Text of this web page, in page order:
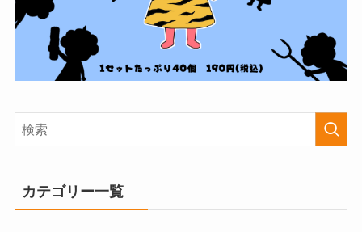
カテゴリー一覧